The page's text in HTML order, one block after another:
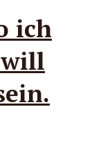
ich